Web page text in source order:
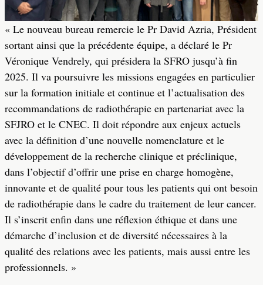
« Le nouveau bureau remercie le Pr David Azria, Président
sortant ainsi que la précédente équipe, a déclaré le Pr
Véronique Vendrely, qui présidera la SFRO jusqu’à fin
2025. Il va poursuivre les missions engagées en particulier
sur la formation initiale et continue et l’actualisation des
recommandations de radiothérapie en partenariat avec la
SFJRO et le CNEC. Il doit répondre aux enjeux actuels
avec la définition d’une nouvelle nomenclature et le
développement de la recherche clinique et préclinique,
dans l’objectif d’offrir une prise en charge homogène,
innovante et de qualité pour tous les patients qui ont besoin
de radiothérapie dans le cadre du traitement de leur cancer.
Il s’inscrit enfin dans une réflexion éthique et dans une
démarche d’inclusion et de diversité nécessaires à la
qualité des relations avec les patients, mais aussi entre les
professionnels. »